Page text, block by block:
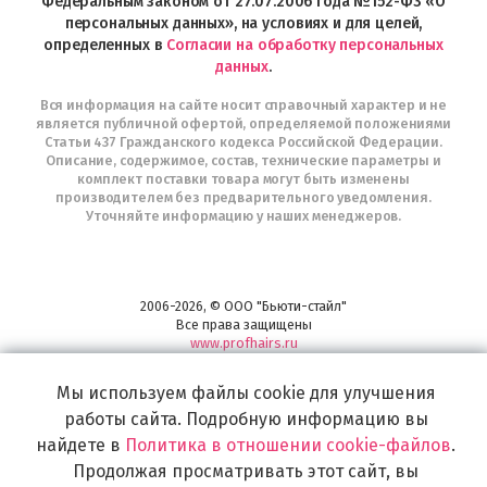
персональных данных», на условиях и для целей,
определенных в Согласии на обработку персональных
данных.
Вся информация на сайте носит справочный характер и не
является публичной офертой, определяемой положениями
Статьи 437 Гражданского кодекса Российской Федерации.
Описание, содержимое, состав, технические параметры и
комплект поставки товара могут быть изменены
производителем без предварительного уведомления.
Уточняйте информацию у наших менеджеров.
2006-2026, © ООО "Бьюти-стайл"
Все права защищены
www.profhairs.ru
воплощения
самых изысканных и необычных идей по созданию Вашего образа и стиля.
Мы используем файлы cookie для улучшения
работы сайта. Подробную информацию вы
найдете в Политика в отношении cookie-файлов.
Продолжая просматривать этот сайт, вы